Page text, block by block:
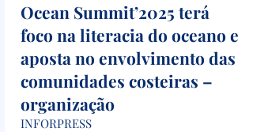
Ocean Summit’2025 terá
foco na literacia do oceano e
aposta no envolvimento das
comunidades costeiras –
organização
INFORPRESS